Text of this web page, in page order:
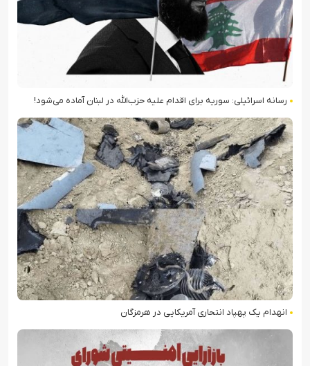
رسانه اسرائیلی: سوریه برای اقدام علیه حزب‌الله در لبنان آماده می‌شود!
انهدام یک پهپاد انتحاری آمریکایی در هرمزگان